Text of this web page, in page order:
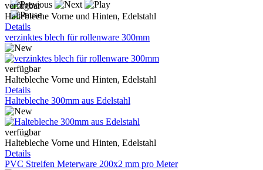
verfügbar
Haltebleche Vorne und Hinten, Edelstahl
Details
verzinktes blech für rollenware 300mm
verfügbar
Haltebleche Vorne und Hinten, Edelstahl
Details
Haltebleche 300mm aus Edelstahl
verfügbar
Haltebleche Vorne und Hinten, Edelstahl
Details
PVC Streifen Meterware 200x2 mm pro Meter